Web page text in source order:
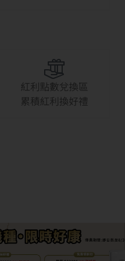
紅利點數兌換區
累積紅利換好禮